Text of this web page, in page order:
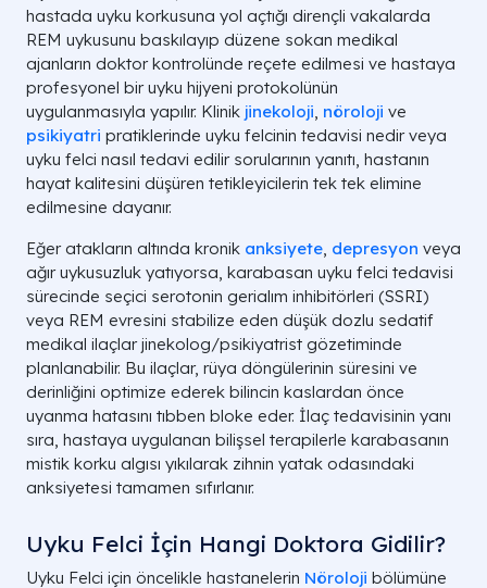
hastada uyku korkusuna yol açtığı dirençli vakalarda
REM uykusunu baskılayıp düzene sokan medikal
ajanların doktor kontrolünde reçete edilmesi ve hastaya
profesyonel bir uyku hijyeni protokolünün
uygulanmasıyla yapılır. Klinik jinekoloji, nöroloji ve
psikiyatri pratiklerinde uyku felcinin tedavisi nedir veya
uyku felci nasıl tedavi edilir sorularının yanıtı, hastanın
hayat kalitesini düşüren tetikleyicilerin tek tek elimine
edilmesine dayanır.
Eğer atakların altında kronik anksiyete, depresyon veya
ağır uykusuzluk yatıyorsa, karabasan uyku felci tedavisi
sürecinde seçici serotonin gerialım inhibitörleri (SSRI)
veya REM evresini stabilize eden düşük dozlu sedatif
medikal ilaçlar jinekolog/psikiyatrist gözetiminde
planlanabilir. Bu ilaçlar, rüya döngülerinin süresini ve
derinliğini optimize ederek bilincin kaslardan önce
uyanma hatasını tıbben bloke eder. İlaç tedavisinin yanı
sıra, hastaya uygulanan bilişsel terapilerle karabasanın
mistik korku algısı yıkılarak zihnin yatak odasındaki
anksiyetesi tamamen sıfırlanır.
Uyku Felci İçin Hangi Doktora Gidilir?
Uyku Felci için öncelikle hastanelerin Nöroloji bölümüne